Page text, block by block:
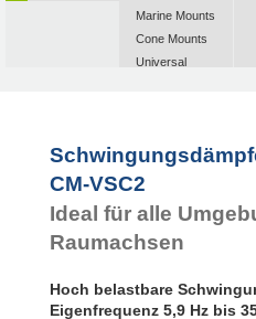
Marine Mounts
Cone Mounts
Universal
Flex Locs
CM-VSC2
Ideal für alle
Raumachsen
Hoch belastbare
Eigenfrequenz 5,9 Hz bis